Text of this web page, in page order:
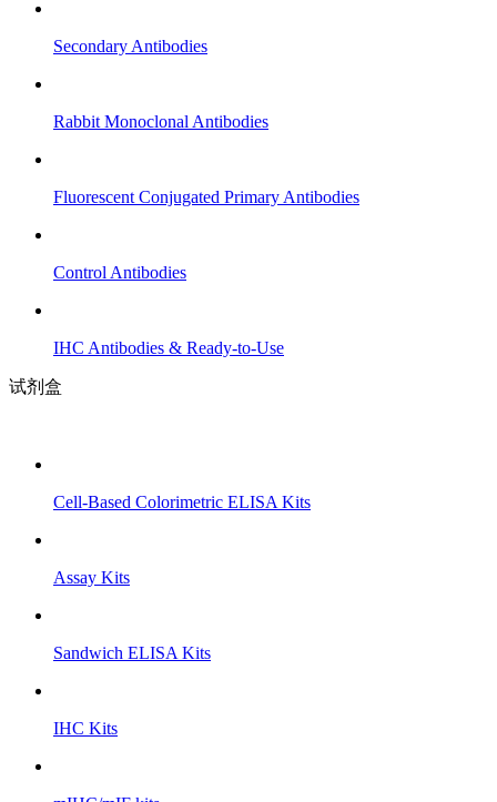
Secondary Antibodies
Rabbit Monoclonal Antibodies
Fluorescent Conjugated Primary Antibodies
Control Antibodies
IHC Antibodies & Ready-to-Use
试剂盒
Cell-Based Colorimetric ELISA Kits
Assay Kits
Sandwich ELISA Kits
IHC Kits